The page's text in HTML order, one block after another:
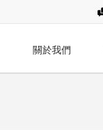
關於我們